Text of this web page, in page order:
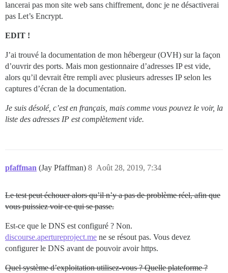
lancerai pas mon site web sans chiffrement, donc je ne désactiverai
pas Let’s Encrypt.
EDIT !
J’ai trouvé la documentation de mon hébergeur (OVH) sur la façon
d’ouvrir des ports. Mais mon gestionnaire d’adresses IP est vide,
alors qu’il devrait être rempli avec plusieurs adresses IP selon les
captures d’écran de la documentation.
Je suis désolé, c’est en français, mais comme vous pouvez le voir, la
liste des adresses IP est complètement vide.
pfaffman (Jay Pfaffman) Août 28, 2019, 7:34
8
Le test peut échouer alors qu’il n’y a pas de problème réel, afin que
vous puissiez voir ce qui se passe.
Est-ce que le DNS est configuré ? Non.
discourse.apertureproject.me ne se résout pas. Vous devez
configurer le DNS avant de pouvoir avoir https.
Quel système d’exploitation utilisez-vous ? Quelle plateforme ?